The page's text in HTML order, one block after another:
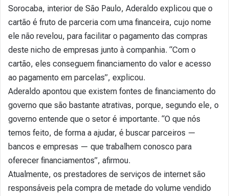
Sorocaba, interior de São Paulo, Aderaldo explicou que o
cartão é fruto de parceria com uma financeira, cujo nome
ele não revelou, para facilitar o pagamento das compras
deste nicho de empresas junto à companhia. “Com o
cartão, eles conseguem financiamento do valor e acesso
ao pagamento em parcelas”, explicou.
Aderaldo apontou que existem fontes de financiamento do
governo que são bastante atrativas, porque, segundo ele, o
governo entende que o setor é importante. “O que nós
temos feito, de forma a ajudar, é buscar parceiros —
bancos e empresas — que trabalhem conosco para
oferecer financiamentos”, afirmou.
Atualmente, os prestadores de serviços de internet são
responsáveis pela compra de metade do volume vendido